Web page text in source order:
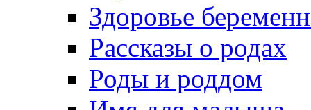
Здоровье
Рассказы о родах
Роды и роддом